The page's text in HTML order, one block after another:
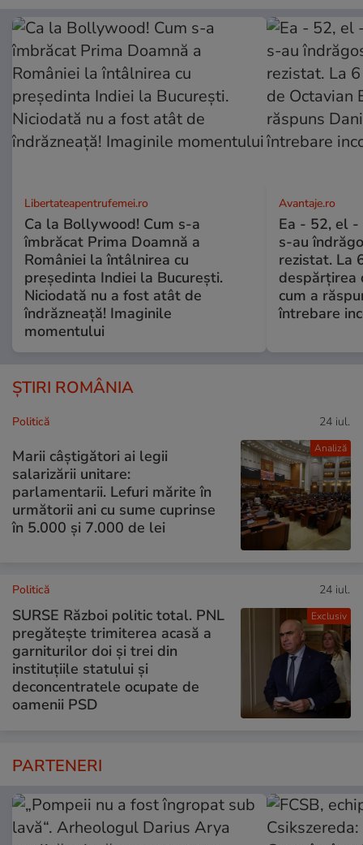
Libertateapentrufemei.ro
Ca la Bollywood! Cum s-a
îmbrăcat Prima Doamnă a
României la întâlnirea cu
președinta Indiei la București.
Niciodată nu a fost atât de
îndrăzneață! Imaginile
momentului
Avantaje.ro
Ea - 52, el -
s-au
rezistat. La
despărțirea
cum a
întrebare
ȘTIRI ROMÂNIA
Analiză
Politică 24 iul.
Marii câștigători ai legii
salarizării unitare:
parlamentarii. Lefuri mărite în
următorii ani cu sume cuprinse
în 5.000 și 7.000 de lei
Exclusiv
Politică 24 iul.
SURSE Război politic total. PNL
pregătește trimiterea acasă a
garniturilor doi și trei din
instituțiile statului și
deconcentratele ocupate de
oamenii PSD
PARTENERI